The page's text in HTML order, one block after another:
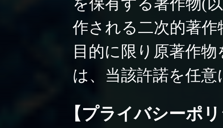
作される二次的著
目的に限り原著作
は、当該許諾を任
【プライバシーポ